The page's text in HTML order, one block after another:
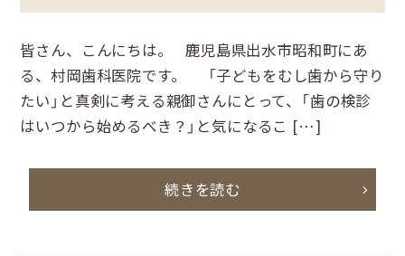
皆さん、こんにちは。 鹿児島県出水市昭和町にあ
る、村岡歯科医院です。 「子どもをむし歯から守り
たい」と真剣に考える親御さんにとって、「歯の検診
はいつから始めるべき？」と気になるこ […]
続きを読む